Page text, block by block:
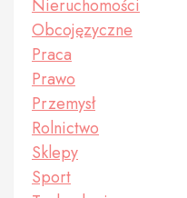
Nieruchomości
Obcojęzyczne
Praca
Prawo
Przemysł
Rolnictwo
Sklepy
Sport